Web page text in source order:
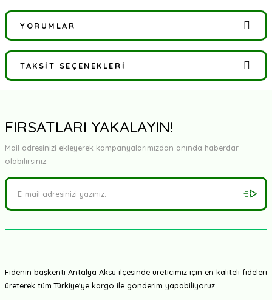
YORUMLAR
Bu ürüne ilk yorumu siz yapın!
TAKSIT SEÇENEKLERI
FIRSATLARI YAKALAYIN!
Mail adresinizi ekleyerek kampanyalarımızdan anında haberdar
olabilirsiniz.
Fidenin başkenti Antalya Aksu ilçesinde üreticimiz için en kaliteli fideleri
üreterek tüm Türkiye'ye kargo ile gönderim yapabiliyoruz.